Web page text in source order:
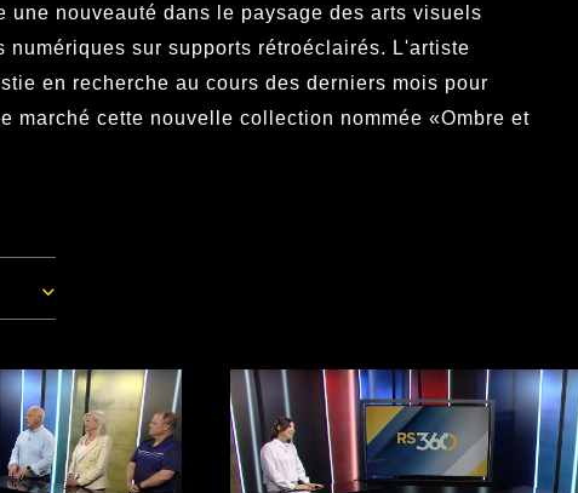
une nouveauté dans le paysage des arts visuels
numériques sur supports rétroéclairés. L'artiste
en recherche au cours des derniers mois pour
marché cette nouvelle collection nommée «Ombre et